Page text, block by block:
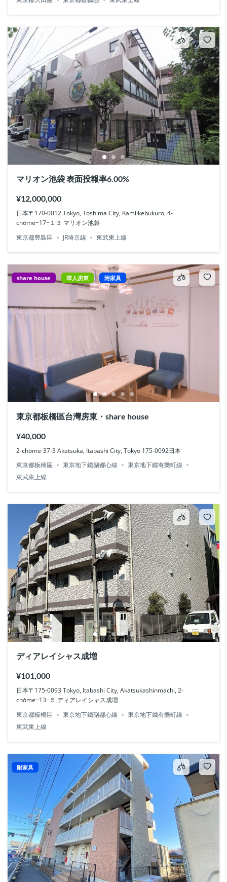
マリオン池袋 表面投報率6.00%
¥12,000,000
日本〒170-0012 Tokyo, Toshima City, Kamiikebukuro, 4-
chōme−17−１３ マリオン池袋
東京都豊島區
JR埼京線 東武東上線
share house 華人房東 附家具
東京都板橋區台灣房東・share house
¥40,000
2-chōme-37-3 Akatsuka, Itabashi City, Tokyo 175-0092日本
東京都板橋區
東京地下鐵副都心線
東京地下鐵有樂町線
東武東上線
ディアレイシャス成増
¥101,000
日本〒175-0093 Tokyo, Itabashi City, Akatsukashinmachi, 2-
chōme−13−５ ディアレイシャス成増
東京都板橋區
東京地下鐵副都心線
東京地下鐵有樂町線
東武東上線
附家具